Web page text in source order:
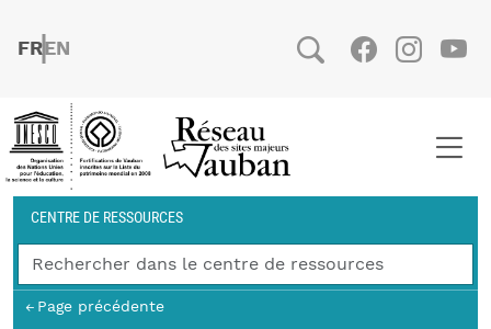
FRENCH
ENGLISH
Social
Fil d'Ariane
CENTRE DE RESSOURCES
Page précédente